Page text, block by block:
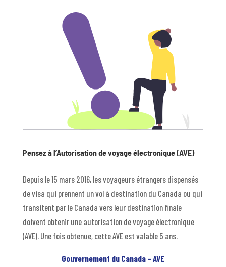
Pensez à l’Autorisation de voyage électronique (AVE)
Depuis le 15 mars 2016, les voyageurs étrangers dispensés
de visa qui prennent un vol à destination du Canada ou qui
transitent par le Canada vers leur destination finale
doivent obtenir une autorisation de voyage électronique
(AVE). Une fois obtenue, cette AVE est valable 5 ans.
Gouvernement du Canada – AVE